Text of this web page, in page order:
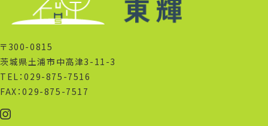
〒300-0815
茨城県土浦市中高津3-11-3
TEL：029-875-7516
FAX：029-875-7517